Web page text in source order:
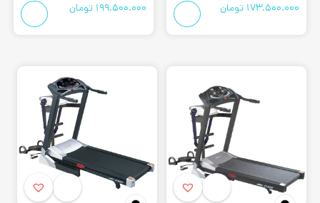
173.500.000 تومان
199.500.000 تومان